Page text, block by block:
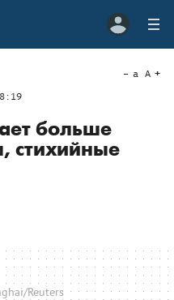
a A
больше
стихийные
Reuters